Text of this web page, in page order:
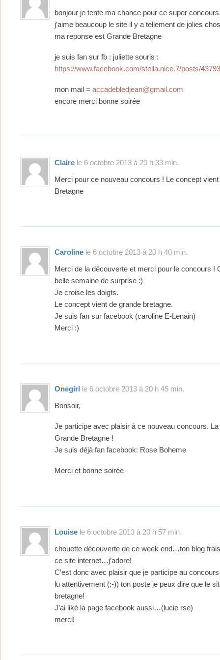
bonjour je tente ma chance pour ce super
j’aime beaucoup le site il y a tellement de jolies
ma reponse est Grande Bretagne
je suis fan sur fb : juliette souris :
https://www.facebook.com/stella.nice.7/posts/
mon mail = accadebledjean@gmail.com
encore merci bonne soirée
Claire le 6 octobre 2013 à 20 h 33 min.
Merci pour ce nouveau concours ! Le concept
Bretagne
Caroline le 6 octobre 2013 à 20 h 40 min.
Merci de la découverte et merci pour le concours !
belle semaine de surprise :)
Je croise les doigts.
Le concept vient de grande bretagne.
Je suis fan sur facebook (caroline E-Lenain)
Merci :)
Onegirl le 6 octobre 2013 à 20 h 45 min.
Bonsoir,
Je participe avec plaisir à ce nouveau concours.
Grande Bretagne !
Je suis déjà fan facebook: Rose Boheme
Merci et bonne soirée
Louise le 6 octobre 2013 à 20 h 57 min.
chouette découverte de ce week end…ton blog
ce site internet…j’adore!
C’est donc avec plaisir que je participe au
lu attentivement (;-)) ton poste je peux dire que le
bretagne!
J’ai liké la page facebook aussi…(lucie rse)
merci!